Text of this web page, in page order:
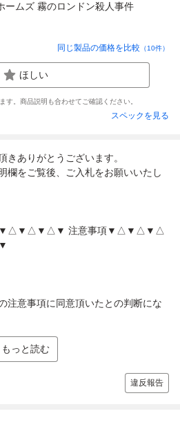
ームズ 霧のロンドン殺人事件
同じ製品の価格を比較 （10件）
ほしい
す。商品説明も合わせてご確認ください。
スペックを見る
きありがとうございます。
欄をご覧後、ご入札をお願いいたし
注意事項▼△▼△▼△
注意事項に同意頂いたとの判断にな
もっと読む
違反報告